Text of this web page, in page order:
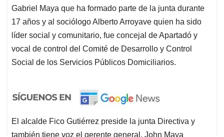
Gabriel Maya que ha formado parte de la junta durante
17 años y al sociólogo Alberto Arroyave quien ha sido
líder social y comunitario, fue concejal de Apartadó y
vocal de control del Comité de Desarrollo y Control
Social de los Servicios Públicos Domiciliarios.
El alcalde Fico Gutiérrez preside la junta Directiva y
también tiene voz el gerente general, John Maya